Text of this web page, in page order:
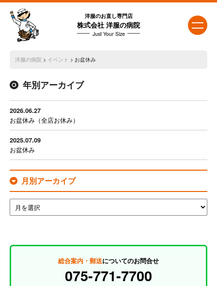
洋服のお直し専門店
株式会社 洋服の病院
Just Your Size
洋服の病院 > イベント > お盆休み
年別アーカイブ
2026.06.27
お盆休み（全店お休み）
2025.07.09
お盆休み
月別アーカイブ
総合案内・郵送についてのお問合せ
075-771-7700